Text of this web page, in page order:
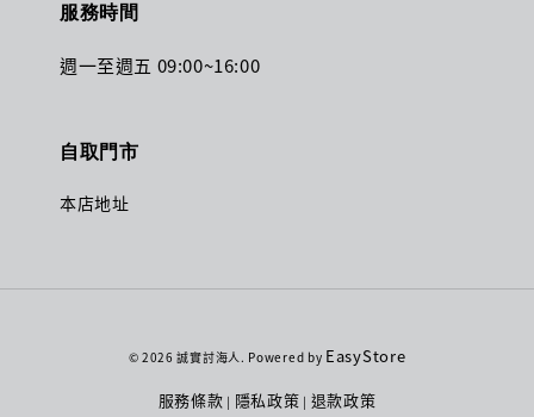
服務時間
週一至週五 09:00~16:00
自取門市
本店地址
© 2026 誠實討海人. Powered by EasyStore
服務條款 | 隱私政策 | 退款政策